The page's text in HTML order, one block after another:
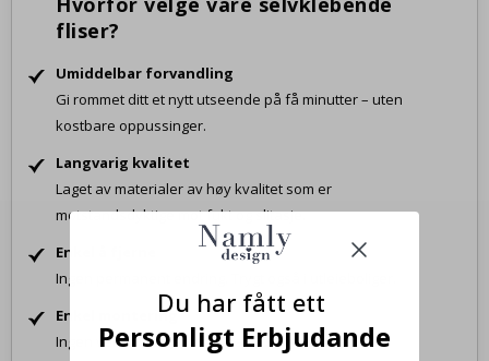
fliser?
Umiddelbar forvandling
Gi rommet ditt et nytt utseende på få minutter – uten
kostbare oppussinger.
Langvarig kvalitet
Laget av materialer av høy kvalitet som er
motstandsdyktige mot fukt og slitasje.
Enkel å fjerne
Ingen permanent endring. Trygt også i utleieboliger.
Enkel montering
Ingen verktøy, ingen rot – bare dra av og fest.
Du har fått ett
Personligt Erbjudande